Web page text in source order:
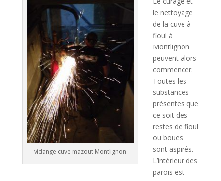
vidange cuve mazout Montlignon
le nettoyage
de la cuve à
fioul à
Montlignon
peuvent alors
commencer.
Toutes les
substances
présentes que
ce soit des
restes de fioul
ou boues
sont aspirés.
L’intérieur des
parois est